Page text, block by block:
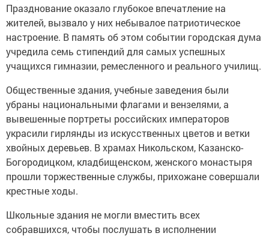
Празднование оказало глубокое впечатление на
жителей, вызвало у них небывалое патриотическое
настроение. В память об этом событии городская дума
учредила семь стипендий для самых успешных
учащихся гимназии, ремесленного и реального училищ.
Общественные здания, учебные заведения были
убраны национальными флагами и вензелями, а
вывешенные портреты российских императоров
украсили гирлянды из искусственных цветов и ветки
хвойных деревьев. В храмах Никольском, Казанско-
Богородицком, кладбищенском, женского монастыря
прошли торжественные службы, прихожане совершали
крестные ходы.
Школьные здания не могли вместить всех
собравшихся, чтобы послушать в исполнении